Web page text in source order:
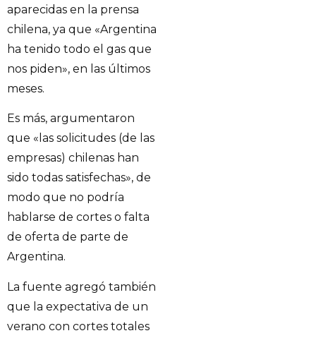
aparecidas en la prensa
chilena, ya que «Argentina
ha tenido todo el gas que
nos piden», en las últimos
meses.
Es más, argumentaron
que «las solicitudes (de las
empresas) chilenas han
sido todas satisfechas», de
modo que no podría
hablarse de cortes o falta
de oferta de parte de
Argentina.
La fuente agregó también
que la expectativa de un
verano con cortes totales